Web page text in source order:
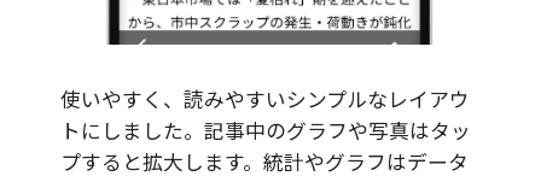
使いやすく、読みやすいシンプルなレイアウ
トにしました。記事中のグラフや写真はタッ
プすると拡大します。統計やグラフはデータ